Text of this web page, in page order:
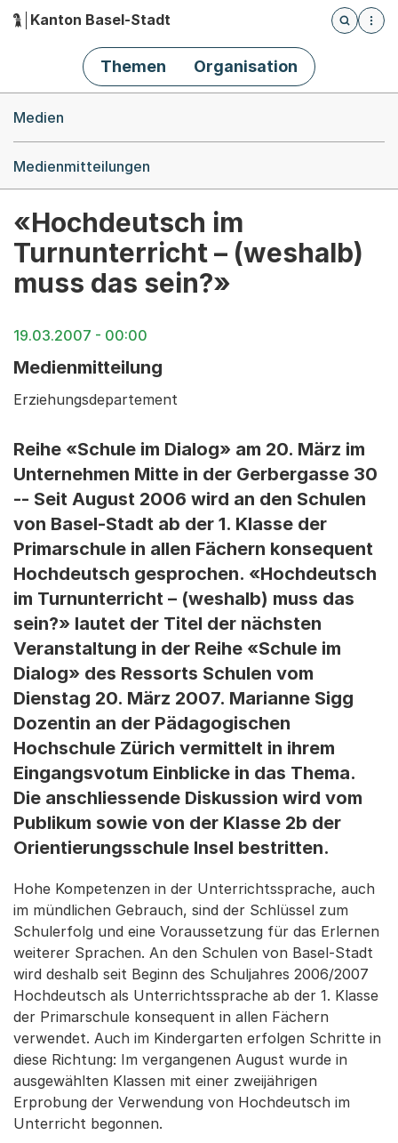
Hauptnavigation
Kanton Basel-Stadt
Öffnet
Themen Organisation
Medien
Medienmitteilungen
«Hochdeutsch im
Turnunterricht – (weshalb)
muss das sein?»
19.03.2007 - 00:00
Medienmitteilung
Erziehungsdepartement
Reihe «Schule im Dialog» am 20. März im
Unternehmen Mitte in der Gerbergasse 30
-- Seit August 2006 wird an den Schulen
von Basel-Stadt ab der 1. Klasse der
Primarschule in allen Fächern konsequent
Hochdeutsch gesprochen. «Hochdeutsch
im Turnunterricht – (weshalb) muss das
sein?» lautet der Titel der nächsten
Veranstaltung in der Reihe «Schule im
Dialog» des Ressorts Schulen vom
Dienstag 20. März 2007. Marianne Sigg
Dozentin an der Pädagogischen
Hochschule Zürich vermittelt in ihrem
Eingangsvotum Einblicke in das Thema.
Die anschliessende Diskussion wird vom
Publikum sowie von der Klasse 2b der
Orientierungsschule Insel bestritten.
Hohe Kompetenzen in der Unterrichtssprache, auch
im mündlichen Gebrauch, sind der Schlüssel zum
Schulerfolg und eine Voraussetzung für das Erlernen
weiterer Sprachen. An den Schulen von Basel-Stadt
wird deshalb seit Beginn des Schuljahres 2006/2007
Hochdeutsch als Unterrichtssprache ab der 1. Klasse
der Primarschule konsequent in allen Fächern
verwendet. Auch im Kindergarten erfolgen Schritte in
diese Richtung: Im vergangenen August wurde in
ausgewählten Klassen mit einer zweijährigen
Erprobung der Verwendung von Hochdeutsch im
Unterricht begonnen.